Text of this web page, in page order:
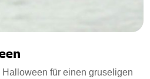
für einen gruseligen